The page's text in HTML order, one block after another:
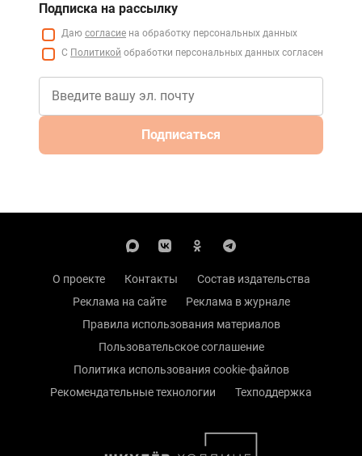
Подписка на рассылку
Даю согласие на обработку персональных данных
С Политикой обработки персональных данных согласен
Подписаться
О проекте Контакты
Состав издательства
Реклама на сайте
Реклама в журнале
Правила использования материалов
Пользовательское соглашение
Политика использования cookie-файлов
Рекомендательные технологии
Техподдержка